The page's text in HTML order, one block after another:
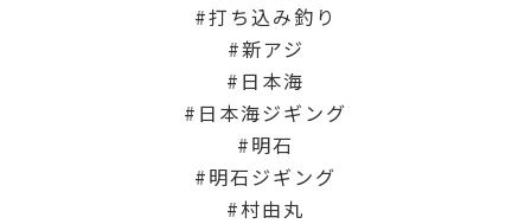
打ち込み釣り
新アジ
日本海
日本海ジギング
明石
明石ジギング
村由丸